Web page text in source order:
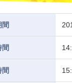
間
間
間